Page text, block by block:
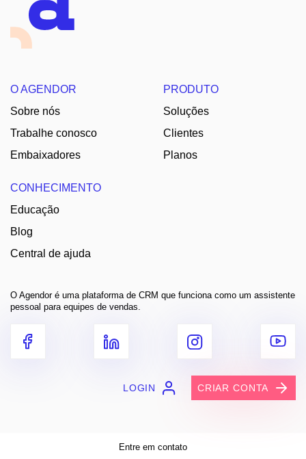
O AGENDOR
Sobre nós
Trabalhe conosco
Embaixadores
PRODUTO
Soluções
Clientes
Planos
CONHECIMENTO
Educação
Blog
Central de ajuda
O Agendor é uma plataforma de CRM que funciona como um assistente
pessoal para equipes de vendas.
LOGIN CRIAR CONTA
Entre em contato